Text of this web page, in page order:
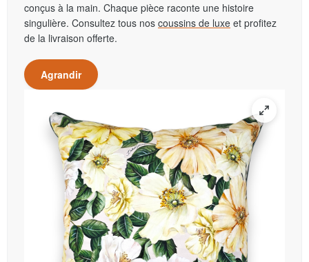
conçus à la main. Chaque pièce raconte une histoire
singulière. Consultez tous nos coussins de luxe et profitez
de la livraison offerte.
Agrandir